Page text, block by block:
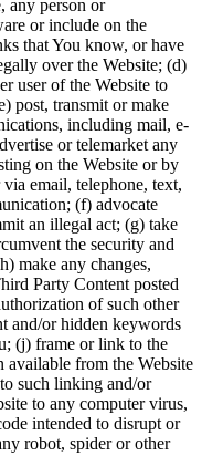
any person or
or include on the
that You know, or have
over the Website; (d)
user of the Website to
post, transmit or make
including mail, e-
or telemarket any
on the Website or by
email, telephone, text,
(f) advocate
an illegal act; (g) take
the security and
make any changes,
Party Content posted
of such other
and/or hidden keywords
(j) frame or link to the
available from the Website
such linking and/or
to any computer virus,
intended to disrupt or
robot, spider or other